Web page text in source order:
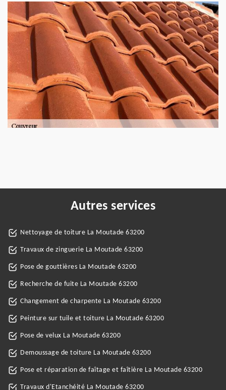
Autres services
Nettoyage de toiture La Moutade 63200
Travaux de zinguerie La Moutade 63200
Pose de gouttières La Moutade 63200
Recherche de fuite La Moutade 63200
Changement de charpente La Moutade 63200
Peinture sur tuile et toiture La Moutade 63200
Pose de velux La Moutade 63200
Demoussage de toiture La Moutade 63200
Pose et réparation de faîtage et faîtière La Moutade 63200
Travaux d'Etanchéité La Moutade 63200